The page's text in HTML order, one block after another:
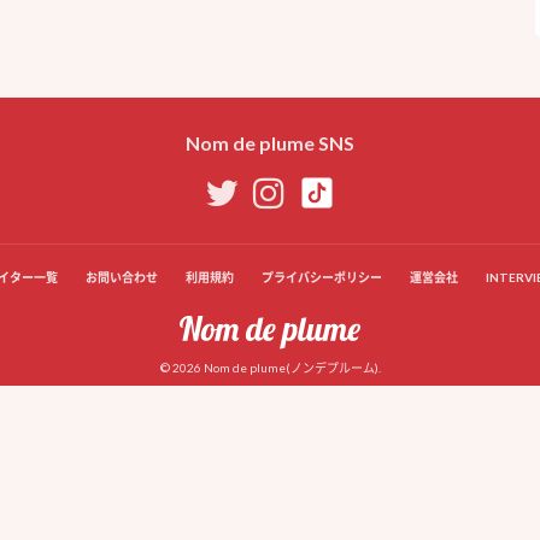
Nom de plume SNS
ター一覧 お問い合わせ 利用規約 プライバシーポリシー 運営会社
© 2026 Nom de plume(ノンデプルーム).